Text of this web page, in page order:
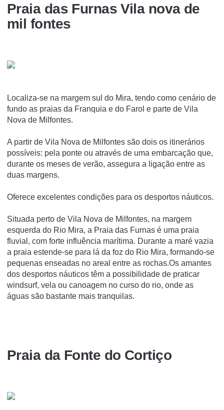
Praia das Furnas Vila nova de
mil fontes
Localiza-se na margem sul do Mira, tendo como cenário de
fundo as praias da Franquia e do Farol e parte de Vila
Nova de Milfontes.
A partir de Vila Nova de Milfontes são dois os itinerários
possíveis: pela ponte ou através de uma embarcação que,
durante os meses de verão, assegura a ligação entre as
duas margens.
Oferece excelentes condições para os desportos náuticos.
Situada perto de Vila Nova de Milfontes, na margem
esquerda do Rio Mira, a Praia das Furnas é uma praia
fluvial, com forte influência marítima. Durante a maré vazia
a praia estende-se para lá da foz do Rio Mira, formando-se
pequenas enseadas no areal entre as rochas.Os amantes
dos desportos náuticos têm a possibilidade de praticar
windsurf, vela ou canoagem no curso do rio, onde as
águas são bastante mais tranquilas.
Praia da Fonte do Cortiço